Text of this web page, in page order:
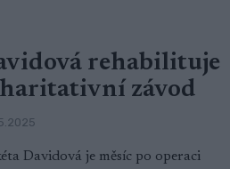
rehabilituje
závod
Davidová je měsíc po operaci